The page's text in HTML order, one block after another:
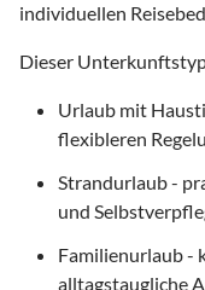
individuellen
Dieser
Urlaub mit
flexibleren
Strandurlaub -
und
Familienurlaub -
alltagstaugliche